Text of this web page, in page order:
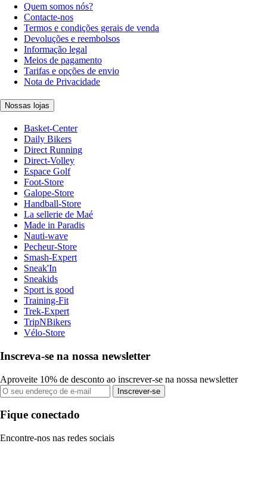
Quem somos nós?
Contacte-nos
Termos e condições gerais de venda
Devoluções e reembolsos
Informação legal
Meios de pagamento
Tarifas e opções de envio
Nota de Privacidade
Nossas lojas
Basket-Center
Daily Bikers
Direct Running
Direct-Volley
Espace Golf
Foot-Store
Galope-Store
Handball-Store
La sellerie de Maé
Made in Paradis
Nauti-wave
Pecheur-Store
Smash-Expert
Sneak'In
Sneakids
Sport is good
Training-Fit
Trek-Expert
TripNBikers
Vélo-Store
Inscreva-se na nossa newsletter
Aproveite 10% de desconto ao inscrever-se na nossa newsletter
Inscrever-se
Fique conectado
Encontre-nos nas redes sociais